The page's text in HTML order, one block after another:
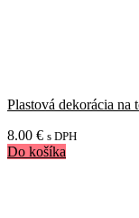
Plastová dekorácia na
8.00 € s DPH
Do košíka